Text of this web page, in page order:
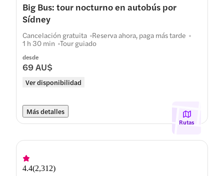
Big Bus: tour nocturno en autobús por
Sídney
desde
69 AU$
Ver disponibilidad
Cancelación gratuita Reserva ahora, paga más tarde
1 h 30 min Tour guiado
Más detalles
Rutas
4.4(2,312)